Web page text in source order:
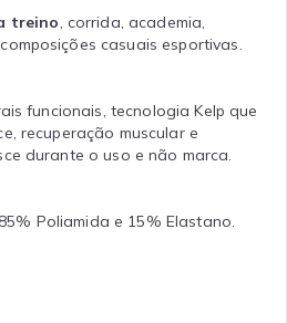
treino , corrida, academia,
casuais esportivas.
funcionais, tecnologia Kelp que
recuperação muscular e
durante o uso e não marca.
85% Poliamida e 15% Elastano.